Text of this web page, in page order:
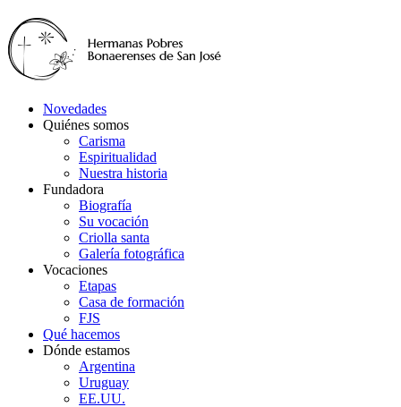
Novedades
Quiénes somos
Carisma
Espiritualidad
Nuestra historia
Fundadora
Biografía
Su vocación
Criolla santa
Galería fotográfica
Vocaciones
Etapas
Casa de formación
FJS
Qué hacemos
Dónde estamos
Argentina
Uruguay
EE.UU.